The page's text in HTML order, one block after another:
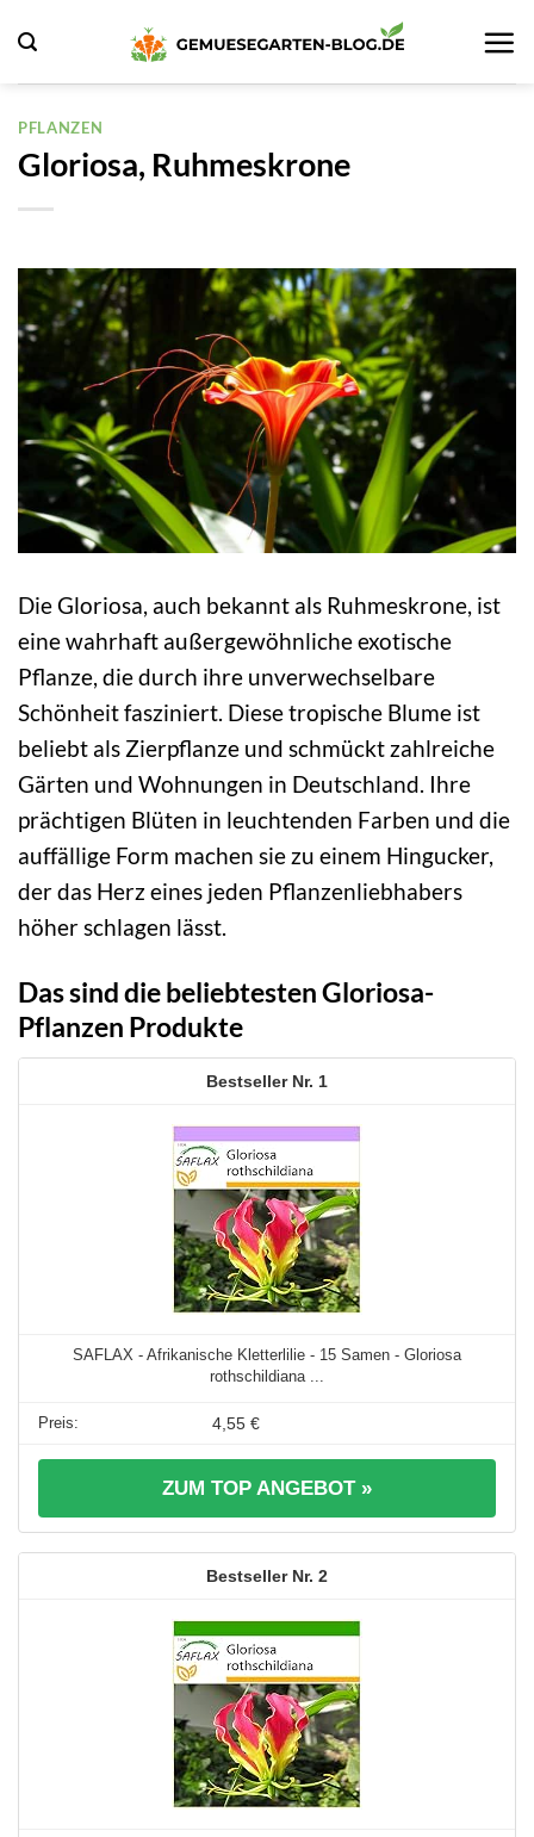
Inhalt
springen
PFLANZEN
Gloriosa, Ruhmeskrone
Die Gloriosa, auch bekannt als Ruhmeskrone, ist
eine wahrhaft außergewöhnliche exotische
Pflanze, die durch ihre unverwechselbare
Schönheit fasziniert. Diese tropische Blume ist
beliebt als Zierpflanze und schmückt zahlreiche
Gärten und Wohnungen in Deutschland. Ihre
prächtigen Blüten in leuchtenden Farben und die
auffällige Form machen sie zu einem Hingucker,
der das Herz eines jeden Pflanzenliebhabers
höher schlagen lässt.
Das sind die beliebtesten Gloriosa-
Pflanzen Produkte
1
SAFLAX - Afrikanische Kletterlilie - 15 Samen - Gloriosa
rothschildiana ...
4,55 €
ZUM TOP ANGEBOT »
2